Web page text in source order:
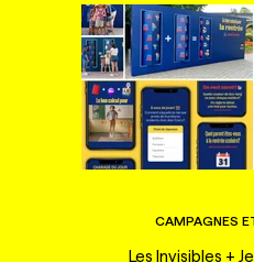
CAMPAGNES
Les Invisibles +